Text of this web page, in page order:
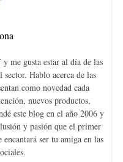
me gusta estar al día de las
sector. Hablo acerca de las
como novedad cada
nuevos productos,
este blog en el año 2006 y
y pasión que el primer
ser tu amiga en las